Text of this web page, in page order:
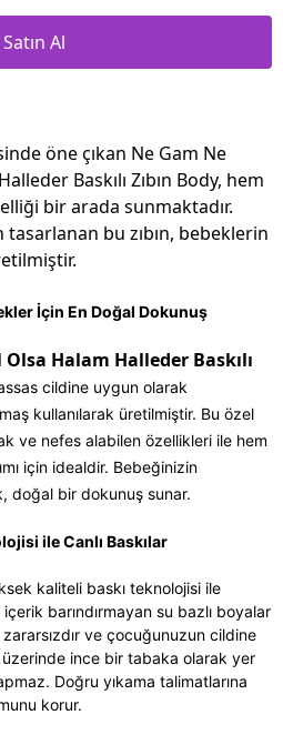
Satın Al
öne çıkan Ne Gam Ne
Baskılı Zıbın Body, hem
bir arada sunmaktadır.
tasarlanan bu zıbın, bebeklerin
İçin En Doğal Dokunuş
Halam Halleder Baskılı
cildine uygun olarak
kullanılarak üretilmiştir. Bu özel
ve nefes alabilen özellikleri ile hem
için idealdir. Bebeğinizin
doğal bir dokunuş sunar.
ile Canlı Baskılar
kaliteli baskı teknolojisi ile
barındırmayan su bazlı boyalar
zararsızdır ve çocuğunuzun cildine
ince bir tabaka olarak yer
Doğru yıkama talimatlarına
korur.